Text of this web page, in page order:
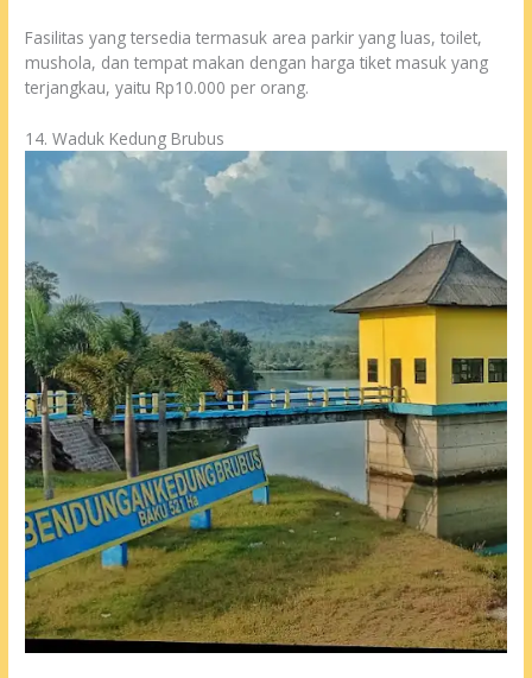
Fasilitas yang tersedia termasuk area parkir yang luas, toilet,
mushola, dan tempat makan dengan harga tiket masuk yang
terjangkau, yaitu Rp10.000 per orang.
14. Waduk Kedung Brubus